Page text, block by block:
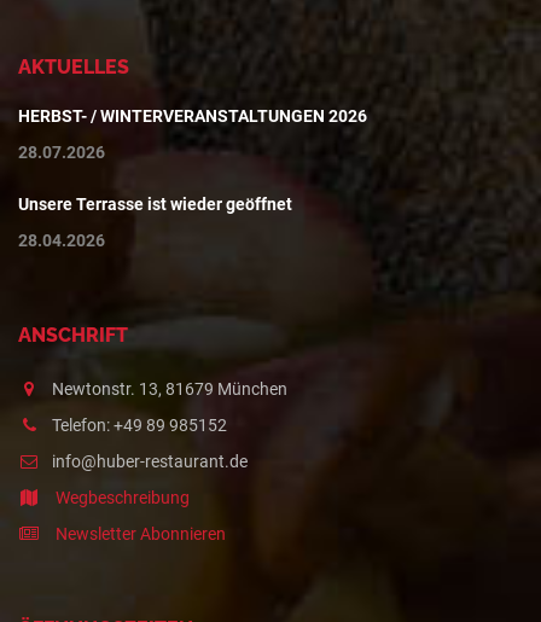
AKTUELLES
HERBST- / WINTERVERANSTALTUNGEN 2026
28.07.2026
Unsere Terrasse ist wieder geöffnet
28.04.2026
ANSCHRIFT
Newtonstr. 13, 81679 München
Telefon: +49 89 985152
info@huber-restaurant.de
Wegbeschreibung
Newsletter Abonnieren